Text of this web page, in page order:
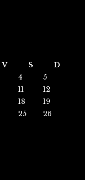
V S
D
4
5
11
12
18
19
25
26